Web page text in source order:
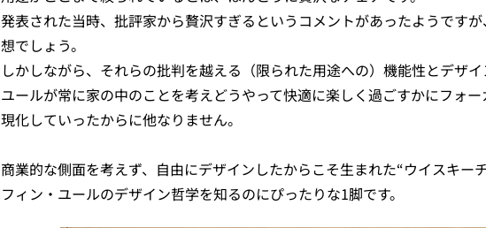
発表された当時、批評家から贅沢すぎるというコメントがあったようです
想でしょう。
しかしながら、それらの批判を越える（限られた用途への）機能性とデザイ
ユールが常に家の中のことを考えどうやって快適に楽しく過ごすかにフォ
現化していったからに他なりません。
商業的な側面を考えず、自由にデザインしたからこそ生まれた“ウイスキーチ
フィン・ユールのデザイン哲学を知るのにぴったりな1脚です。